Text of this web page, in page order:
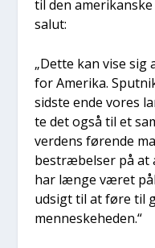
til den
salut:
„Det­te kan vise
for Ame­ri­ka.
sid­ste ende vores
te det også til et
ver­dens før­en­de
bestræ­bel­ser på at
har læn­ge været
udsigt til at føre til
men­ne­ske­he­den.“